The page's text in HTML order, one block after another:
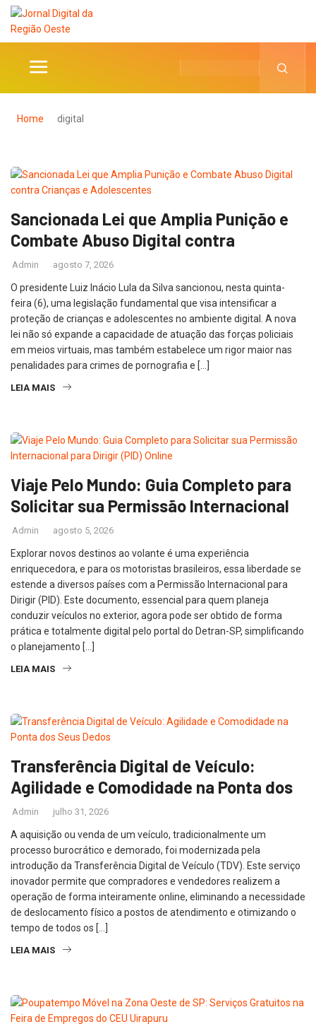
Home digital
Sancionada Lei que Amplia Punição e
Combate Abuso Digital contra
Admin agosto 7, 2026
O presidente Luiz Inácio Lula da Silva sancionou, nesta quinta-
feira (6), uma legislação fundamental que visa intensificar a
proteção de crianças e adolescentes no ambiente digital. A nova
lei não só expande a capacidade de atuação das forças policiais
em meios virtuais, mas também estabelece um rigor maior nas
penalidades para crimes de pornografia e […]
LEIA MAIS
Viaje Pelo Mundo: Guia Completo para
Solicitar sua Permissão Internacional
Admin agosto 5, 2026
Explorar novos destinos ao volante é uma experiência
enriquecedora, e para os motoristas brasileiros, essa liberdade se
estende a diversos países com a Permissão Internacional para
Dirigir (PID). Este documento, essencial para quem planeja
conduzir veículos no exterior, agora pode ser obtido de forma
prática e totalmente digital pelo portal do Detran-SP, simplificando
o planejamento […]
LEIA MAIS
Transferência Digital de Veículo:
Agilidade e Comodidade na Ponta dos
Admin julho 31, 2026
A aquisição ou venda de um veículo, tradicionalmente um
processo burocrático e demorado, foi modernizada pela
introdução da Transferência Digital de Veículo (TDV). Este serviço
inovador permite que compradores e vendedores realizem a
operação de forma inteiramente online, eliminando a necessidade
de deslocamento físico a postos de atendimento e otimizando o
tempo de todos os […]
LEIA MAIS